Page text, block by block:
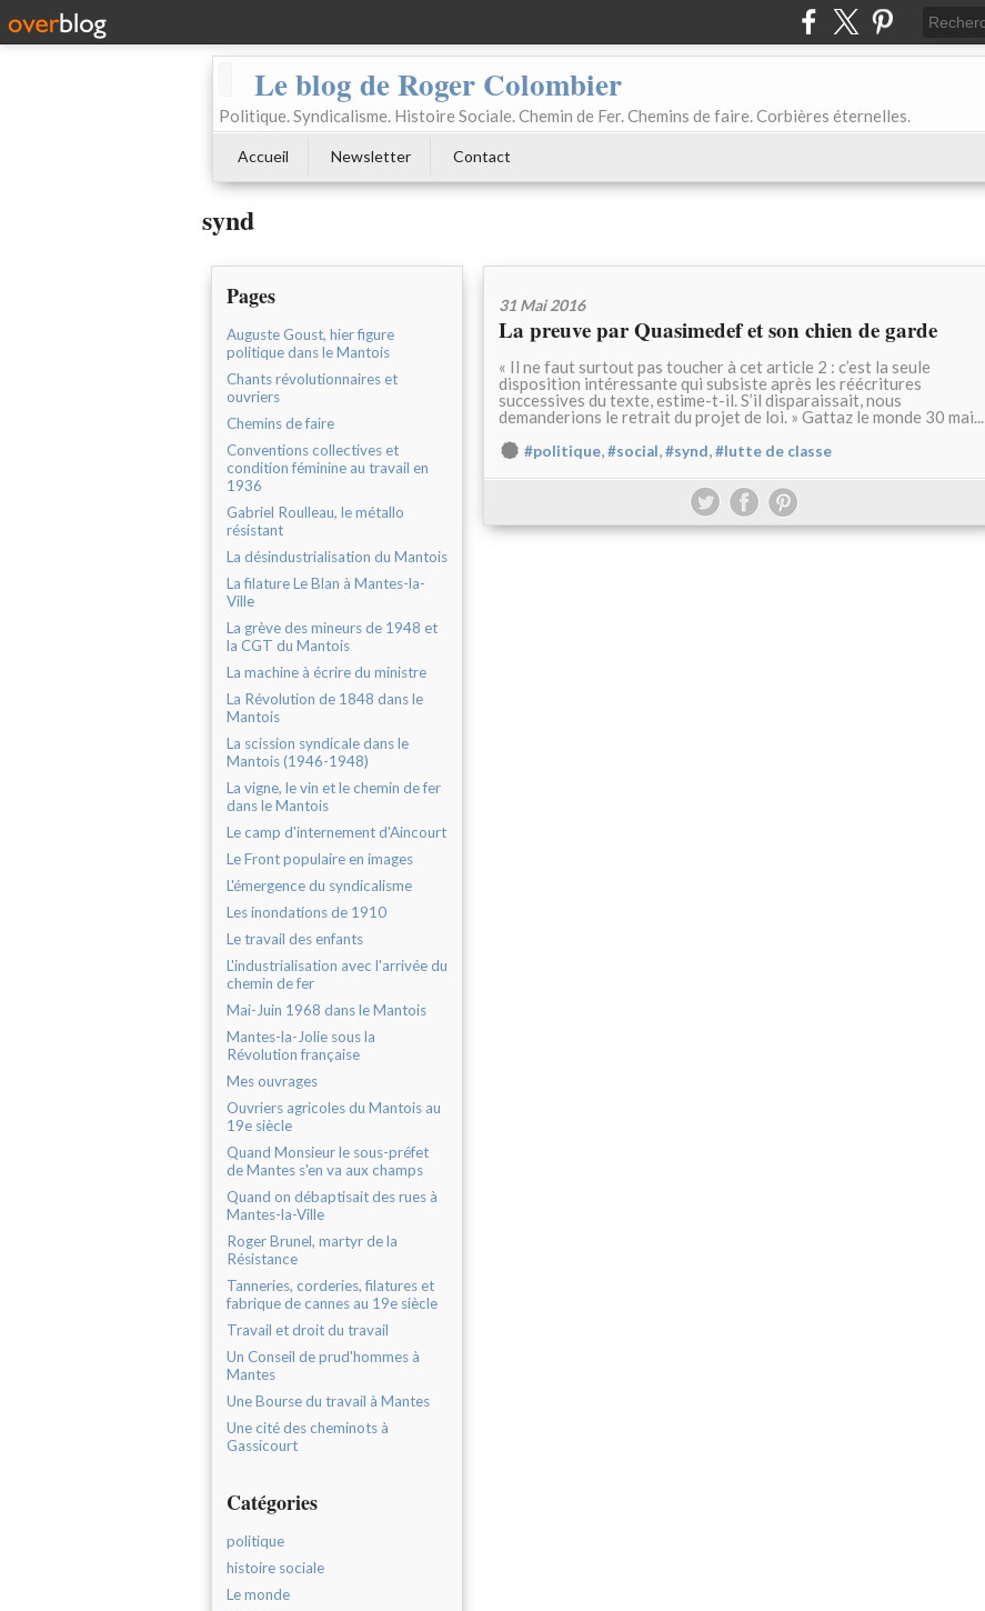
Le blog de Roger Colombier
Politique. Syndicalisme. Histoire Sociale. Chemin de Fer. Chemins de faire. Corbières éternelles.
Accueil Newsletter Contact
synd
Pages
Auguste Goust, hier figure
politique dans le Mantois
Chants révolutionnaires et
ouvriers
Chemins de faire
Conventions collectives et
condition féminine au travail en
1936
Gabriel Roulleau, le métallo
résistant
La désindustrialisation du Mantois
La filature Le Blan à Mantes-la-
Ville
La grève des mineurs de 1948 et
la CGT du Mantois
La machine à écrire du ministre
La Révolution de 1848 dans le
Mantois
La scission syndicale dans le
Mantois (1946-1948)
La vigne, le vin et le chemin de fer
dans le Mantois
Le camp d'internement d'Aincourt
Le Front populaire en images
L'émergence du syndicalisme
Les inondations de 1910
Le travail des enfants
L'industrialisation avec l'arrivée du
chemin de fer
Mai-Juin 1968 dans le Mantois
Mantes-la-Jolie sous la
Révolution française
Mes ouvrages
Ouvriers agricoles du Mantois au
19e siècle
Quand Monsieur le sous-préfet
de Mantes s'en va aux champs
Quand on débaptisait des rues à
Mantes-la-Ville
Roger Brunel, martyr de la
Résistance
Tanneries, corderies, filatures et
fabrique de cannes au 19e siècle
Travail et droit du travail
Un Conseil de prud'hommes à
Mantes
Une Bourse du travail à Mantes
Une cité des cheminots à
Gassicourt
Catégories
politique
histoire sociale
Le monde
31 Mai 2016
La preuve par Quasimedef et son chien de garde
« Il ne faut surtout pas toucher à cet article 2 : c’est la seule
disposition intéressante qui subsiste après les réécritures
successives du texte, estime-t-il. S’il disparaissait, nous
demanderions le retrait du projet de loi. » Gattaz le monde 30 mai...
#politique,#social,#synd,#lutte de classe